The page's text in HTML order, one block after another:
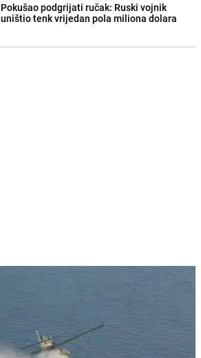
Pokušao podgrijati ručak: Ruski vojnik
uništio tenk vrijedan pola miliona dolara